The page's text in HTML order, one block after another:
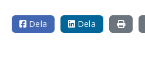
Dela Dela